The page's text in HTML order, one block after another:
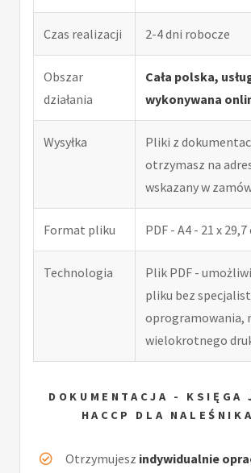
Czas realizacji 2-4 dni robocze
Obszar
działania
Cała polska,
wykonywana
Wysyłka
Pliki z
otrzymasz na
wskazany w
Format pliku PDF - A4 - 21 x 29,7
Technologia
Plik PDF -
pliku bez
oprogramowania,
wielokrotnego
DOKUMENTACJA - KSIĘGA
HACCP DLA
Otrzymujesz indywidualnie